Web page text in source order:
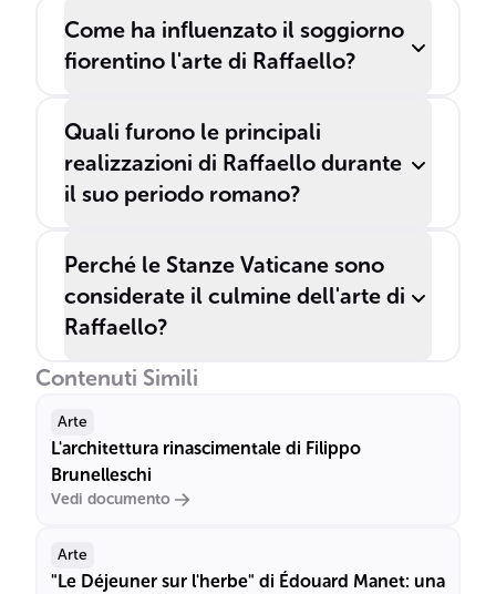
Come ha influenzato il soggiorno
fiorentino l'arte di Raffaello?
Quali furono le principali
realizzazioni di Raffaello durante
il suo periodo romano?
Perché le Stanze Vaticane sono
considerate il culmine dell'arte di
Raffaello?
Contenuti Simili
Arte
L'architettura rinascimentale di Filippo
Brunelleschi
Vedi documento
Arte
"Le Déjeuner sur l'herbe" di Édouard Manet: una